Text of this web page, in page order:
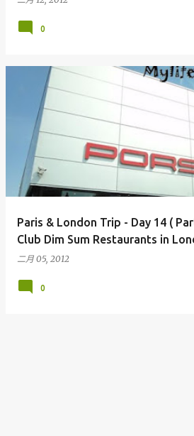
0
Paris & London Trip - Day 14 (
Club Dim Sum Restaurants in
二月 05, 2012
0